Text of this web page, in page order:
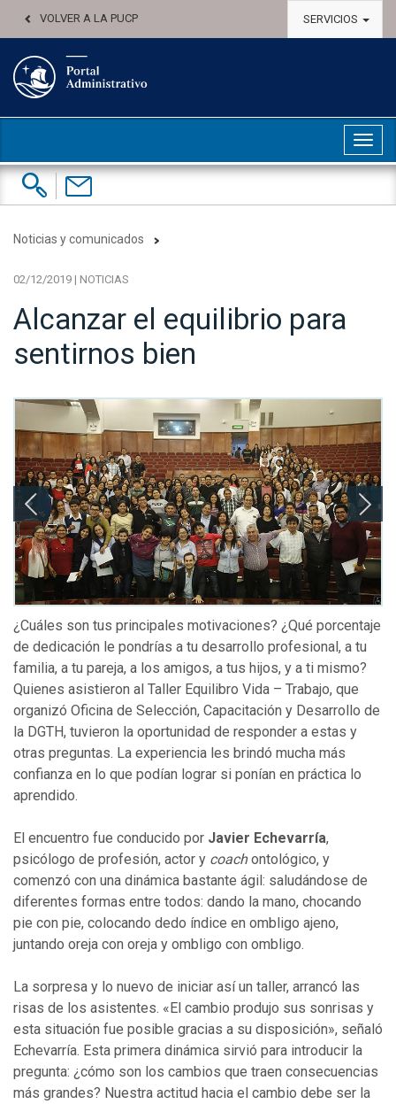
VOLVER A LA PUCP SERVICIOS
Buscar:
Contáctenos
Noticias y comunicados
02/12/2019 | NOTICIAS
Alcanzar el equilibrio para
sentirnos bien
¿Cuáles son tus principales motivaciones? ¿Qué porcentaje
de dedicación le pondrías a tu desarrollo profesional, a tu
familia, a tu pareja, a los amigos, a tus hijos, y a ti mismo?
Quienes asistieron al Taller Equilibro Vida – Trabajo, que
organizó Oficina de Selección, Capacitación y Desarrollo de
la DGTH, tuvieron la oportunidad de responder a estas y
otras preguntas. La experiencia les brindó mucha más
confianza en lo que podían lograr si ponían en práctica lo
aprendido.
El encuentro fue conducido por Javier Echevarría,
psicólogo de profesión, actor y coachontológico, y
comenzó con una dinámica bastante ágil: saludándose de
diferentes formas entre todos: dando la mano, chocando
pie con pie, colocando dedo índice en ombligo ajeno,
juntando oreja con oreja y ombligo con ombligo.
La sorpresa y lo nuevo de iniciar así un taller, arrancó las
risas de los asistentes. «El cambio produjo sus sonrisas y
esta situación fue posible gracias a su disposición», señaló
Echevarría. Esta primera dinámica sirvió para introducir la
pregunta: ¿cómo son los cambios que traen consecuencias
más grandes? Nuestra actitud hacia el cambio debe ser la